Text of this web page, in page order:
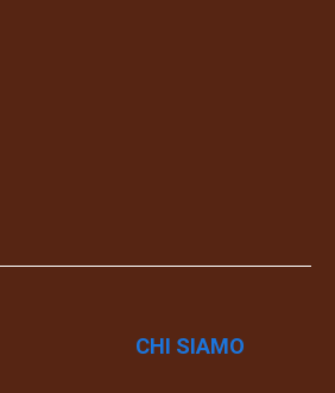
CHI SIAMO